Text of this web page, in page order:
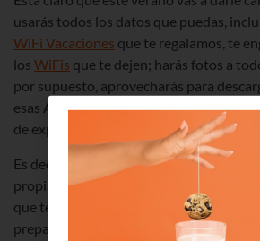
usarás todos los datos que puedas,
WiFi Vacaciones que te regalamos, te
los WiFis que te dejen; harás fotos a
por supuesto, aprovecharás para
esas Apps que te interesaban, pero no
de explorar.
Es decir: que a tu móvil le espera una
propia de un centro de alto
que te dé ningún sobresalto en el mes
preparado 5 consejos prácticos para